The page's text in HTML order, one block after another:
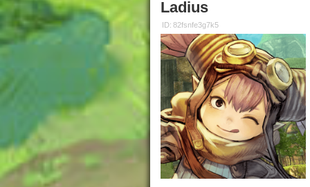
Ladius
ID: 82fsnfe3g7k5